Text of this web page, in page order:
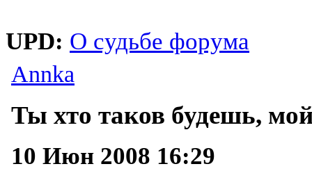
UPD: О судьбе форума
Annka
Ты хто таков будешь,
10 Июн 2008 16:29